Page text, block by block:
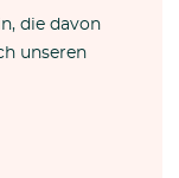
die davon
unseren